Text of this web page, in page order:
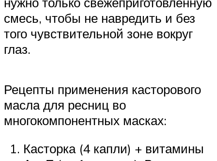
смесь, чтобы не навредить и без
того чувствительной зоне вокруг
глаз.
Рецепты применения касторового
масла для ресниц во
многокомпонентных масках:
Касторка (4 капли) + витамины